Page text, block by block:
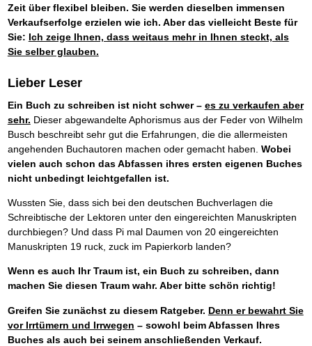
Zeit über flexibel bleiben. Sie werden dieselben immensen
Verkaufserfolge erzielen wie ich. Aber das vielleicht Beste für
Sie: Ich zeige Ihnen, dass weitaus mehr in Ihnen steckt, als
Sie selber glauben.
Lieber Leser
Ein Buch zu schreiben ist nicht schwer – es zu verkaufen aber
sehr. Dieser abgewandelte Aphorismus aus der Feder von Wilhelm
Busch beschreibt sehr gut die Erfahrungen, die die allermeisten
angehenden Buchautoren machen oder gemacht haben. Wobei
vielen auch schon das Abfassen ihres ersten eigenen Buches
nicht unbedingt leichtgefallen ist.
Wussten Sie, dass sich bei den deutschen Buchverlagen die
Schreibtische der Lektoren unter den eingereichten Manuskripten
durchbiegen? Und dass Pi mal Daumen von 20 eingereichten
Manuskripten 19 ruck, zuck im Papierkorb landen?
Wenn es auch Ihr Traum ist, ein Buch zu schreiben, dann
machen Sie diesen Traum wahr. Aber bitte schön richtig!
Greifen Sie zunächst zu diesem Ratgeber. Denn er bewahrt Sie
vor Irrtümern und Irrwegen – sowohl beim Abfassen Ihres
Buches als auch bei seinem anschließenden Verkauf.